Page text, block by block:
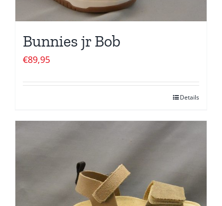
Bunnies jr Bob
€89,95
Details